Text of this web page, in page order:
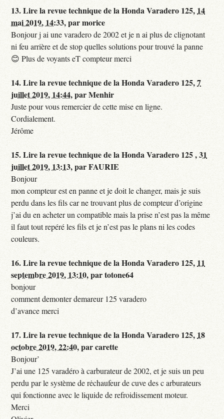
13.Lire la revue technique de la Honda Varadero 125, 14
mai 2019, 14:33,parmorice
Bonjour j ai une varadero de 2002 et je n ai plus de clignotant
ni feu arrière et de stop quelles solutions pour trouvé la panne
😊 Plus de voyants eT compteur merci
14.Lire la revue technique de la Honda Varadero 125,7
juillet 2019, 14:44,parMenhir
Juste pour vous remercier de cette mise en ligne.
Cordialement.
Jérôme
15.Lire la revue technique de la Honda Varadero 125 ,31
juillet 2019, 13:13,parFAURIE
Bonjour
mon compteur est en panne et je doit le changer, mais je suis
perdu dans les fils car ne trouvant plus de compteur d’origine
j’ai du en acheter un compatible mais la prise n’est pas la même
il faut tout repéré les fils et je n’est pas le plans ni les codes
couleurs.
16.Lire la revue technique de la Honda Varadero 125, 11
septembre 2019, 13:10,partotone64
bonjour
comment demonter demareur 125 varadero
d’avance merci
17.Lire la revue technique de la Honda Varadero 125, 18
octobre 2019, 22:40,parcarette
Bonjour’
J’ai une 125 varadéro à carburateur de 2002, et je suis un peu
perdu par le système de rėchaufeur de cuve des c arburateurs
qui fonctionne avec le liquide de refroidissement moteur.
Merci